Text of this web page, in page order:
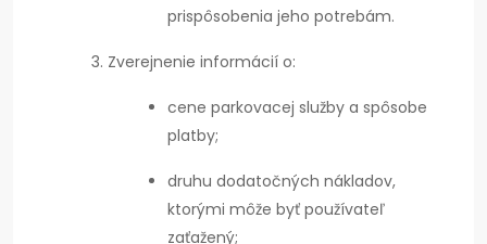
prispôsobenia jeho potrebám.
Zverejnenie informácií o:
cene parkovacej služby a spôsobe
platby;
druhu dodatočných nákladov,
ktorými môže byť používateľ
zaťažený;